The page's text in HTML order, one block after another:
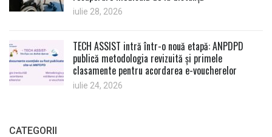
iulie 28, 2026
TECH ASSIST intră într-o nouă etapă: ANPDPD
publică metodologia revizuită și primele
clasamente pentru acordarea e-voucherelor
iulie 24, 2026
CATEGORII